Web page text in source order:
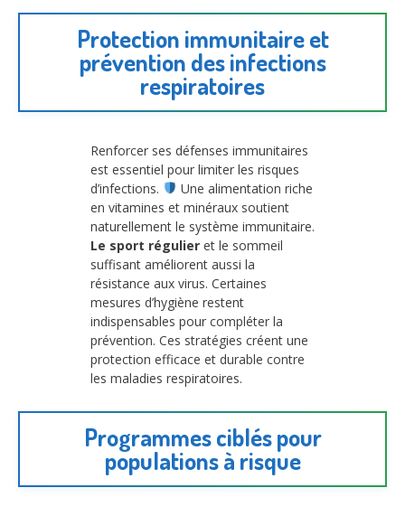
Protection immunitaire et
prévention des infections
respiratoires
Renforcer ses défenses immunitaires
est essentiel pour limiter les risques
d’infections.
Une alimentation riche
en vitamines et minéraux soutient
naturellement le système immunitaire.
Le sport régulier et le sommeil
suffisant améliorent aussi la
résistance aux virus. Certaines
mesures d’hygiène restent
indispensables pour compléter la
prévention. Ces stratégies créent une
protection efficace et durable contre
les maladies respiratoires.
Programmes ciblés pour
populations à risque